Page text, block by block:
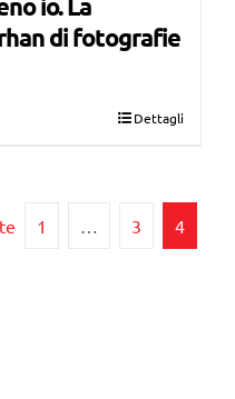
di fotografie
Dettagli
1 3 4